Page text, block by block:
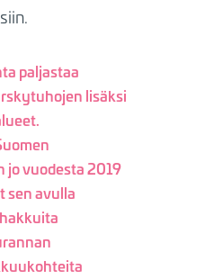
paljastaa
lisäksi
jo vuodesta 2019
sen avulla